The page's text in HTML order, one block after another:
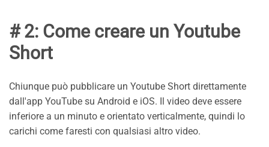
# 2: Come creare un Youtube
Short
Chiunque può pubblicare un Youtube Short direttamente
dall'app YouTube su Android e iOS. Il video deve essere
inferiore a un minuto e orientato verticalmente, quindi lo
carichi come faresti con qualsiasi altro video.